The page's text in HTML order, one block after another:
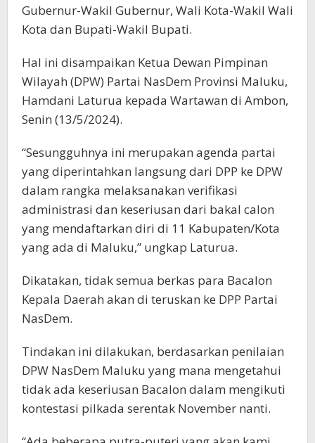
Gubernur-Wakil Gubernur, Wali Kota-Wakil Wali
Kota dan Bupati-Wakil Bupati.
Hal ini disampaikan Ketua Dewan Pimpinan
Wilayah (DPW) Partai NasDem Provinsi Maluku,
Hamdani Laturua kepada Wartawan di Ambon,
Senin (13/5/2024).
“Sesungguhnya ini merupakan agenda partai
yang diperintahkan langsung dari DPP ke DPW
dalam rangka melaksanakan verifikasi
administrasi dan keseriusan dari bakal calon
yang mendaftarkan diri di 11 Kabupaten/Kota
yang ada di Maluku,” ungkap Laturua.
Dikatakan, tidak semua berkas para Bacalon
Kepala Daerah akan di teruskan ke DPP Partai
NasDem.
Tindakan ini dilakukan, berdasarkan penilaian
DPW NasDem Maluku yang mana mengetahui
tidak ada keseriusan Bacalon dalam mengikuti
kontestasi pilkada serentak November nanti.